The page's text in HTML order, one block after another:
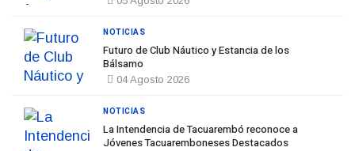
Futuro de Club Náutico y Estancia de los
Bálsamo
04 Agosto 2026
NOTICIAS
La Intendencia de Tacuarembó reconoce a
Jóvenes Tacuaremboneses Destacados
NOTICIAS